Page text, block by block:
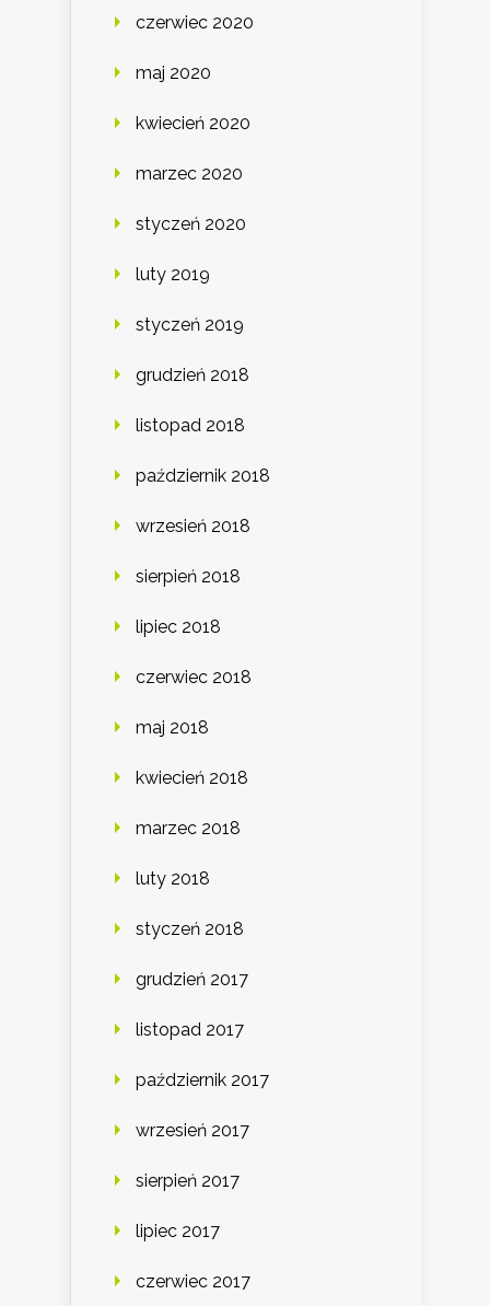
czerwiec 2020
maj 2020
kwiecień 2020
marzec 2020
styczeń 2020
luty 2019
styczeń 2019
grudzień 2018
listopad 2018
październik 2018
wrzesień 2018
sierpień 2018
lipiec 2018
czerwiec 2018
maj 2018
kwiecień 2018
marzec 2018
luty 2018
styczeń 2018
grudzień 2017
listopad 2017
październik 2017
wrzesień 2017
sierpień 2017
lipiec 2017
czerwiec 2017